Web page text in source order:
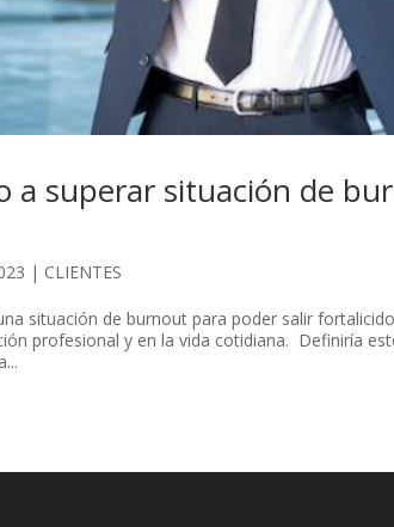
a superar situación de
| CLIENTES
situación de burnout para poder salir
profesional y en la vida cotidiana. Definiría